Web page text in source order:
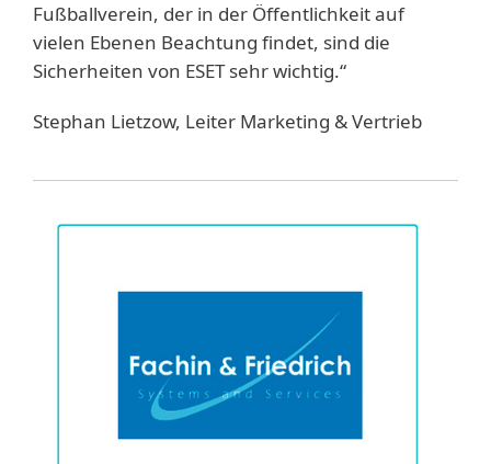
Fußballverein, der in der Öffentlichkeit auf
vielen Ebenen Beachtung findet, sind die
Sicherheiten von ESET sehr wichtig.“
Stephan Lietzow, Leiter Marketing & Vertrieb